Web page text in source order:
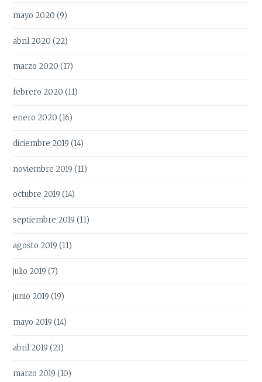
mayo 2020 (9)
abril 2020 (22)
marzo 2020 (17)
febrero 2020 (11)
enero 2020 (16)
diciembre 2019 (14)
noviembre 2019 (11)
octubre 2019 (14)
septiembre 2019 (11)
agosto 2019 (11)
julio 2019 (7)
junio 2019 (19)
mayo 2019 (14)
abril 2019 (23)
marzo 2019 (10)